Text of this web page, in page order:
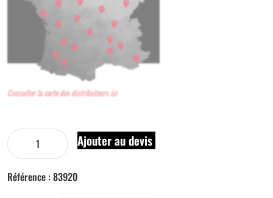
Consulter la carte des distributeurs ici
Ajouter au devis
Référence : 83920